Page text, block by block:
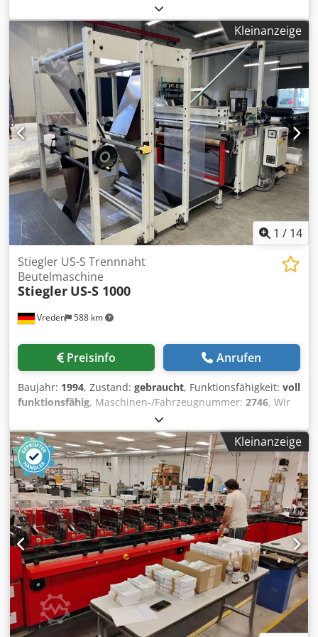
verfuegbar. Komplett mit ablage band Mailtisch hat einen
vakuum schiebe anleger. Inkjet we jetzt drauf steht
arbeitet noch aber ist besser diese zu erneuen. An
mailtisch steht einen vakuummodule mit trogner. Anlage
ist komplett mit einen ablageband dazu. Dodpeyxmt Isfx
Abfokr
Kleinanzeige
1 / 14
Vreden 588 km
Stiegler US-S Trennnaht
Beutelmaschine
Stiegler US-S 1000
Preisinfo Anrufen
Baujahr: 1994, Zustand: gebraucht, Funktionsfähigkeit: voll
funktionsfähig, Maschinen-/Fahrzeugnummer: 2746, Wir
bieten diese gebrauchte und sehr gepflegteStiegler US-S
1000 Stiegler US-S mit viele Zubehör an. Trennnaht
Beutelmaschine, Baujahr 1994, an. Voll Funktionsfähig.
Inkl. - Lochstanzen - Zubehör für Bodenfalte - C-Faltdreieck
für Flachfolien max. 1380 mm - Bodenfalte - Allen
Codiergeräte Heißpräge - Allen Thermotransfergeräte -
Bändchenabwickeleinrichtung für Adhäsionsstreifen -
Ablageband und Förderbänder erneuert - Abwickelstation
mit Faltstation Dksdpfx Aboywuhdjfor - Bahnmittenreglung
- verschiedenes Zubehör (Fotos auf Anfrage) Die Stiegler
US-S 1000 (1994) ist eine zuverlässige, klassische
Beutelmaschine mit 1000 mm Arbeitsbreite, geeignet für
die industrielle Verarbeitung von PE/PP-Folien. Minimaler
Voschrub: 80 mm Maximaler Vorschub: 600 mm Maximaler
Durchlass: 900 mm Min. Folienbreite: 200 mm max.
Kleinanzeige